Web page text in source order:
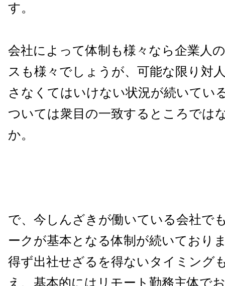
す。
会社によって体制も様々なら企業人
スも様々でしょうが、可能な限り対
さなくてはいけない状況が続いてい
ついては衆目の一致するところでは
か。
で、今しんざきが働いている会社で
ークが基本となる体制が続いており
得ず出社せざるを得ないタイミング
え、基本的にはリモート勤務主体で